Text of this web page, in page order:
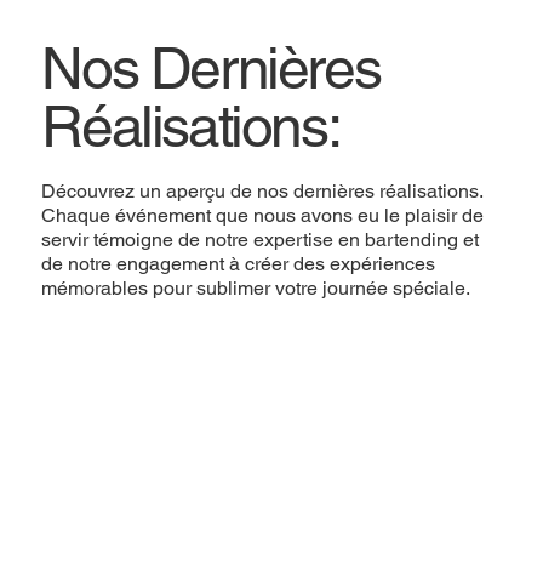
Nos Dernières
Réalisations:
Découvrez un aperçu de nos dernières réalisations.
Chaque événement que nous avons eu le plaisir de
servir témoigne de notre expertise en bartending et
de notre engagement à créer des expériences
mémorables pour sublimer votre journée spéciale.